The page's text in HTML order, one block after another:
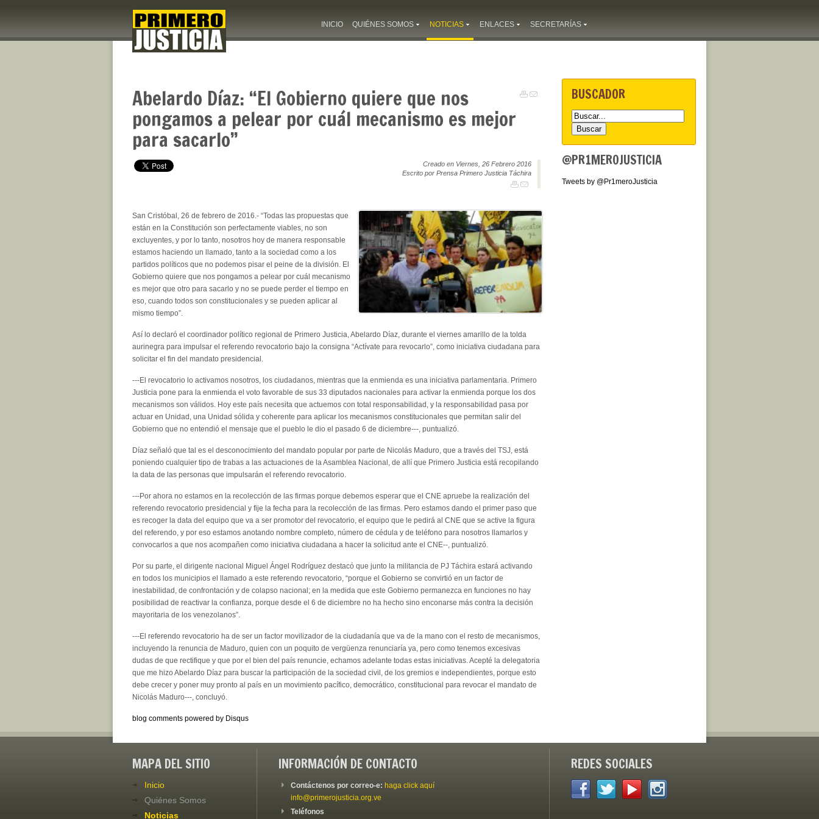
INICIO QUIÉNES SOMOS NOTICIAS ENLACES SECRETARÍAS
Abelardo Díaz: “El Gobierno quiere que nos
pongamos a pelear por cuál mecanismo es mejor
para sacarlo”
Creado en Viernes, 26 Febrero 2016
Escrito por Prensa Primero Justicia Táchira
San Cristóbal, 26 de febrero de 2016.- “Todas las propuestas que
están en la Constitución son perfectamente viables, no son
excluyentes, y por lo tanto, nosotros hoy de manera responsable
estamos haciendo un llamado, tanto a la sociedad como a los
partidos políticos que no podemos pisar el peine de la división. El
Gobierno quiere que nos pongamos a pelear por cuál mecanismo
es mejor que otro para sacarlo y no se puede perder el tiempo en
eso, cuando todos son constitucionales y se pueden aplicar al
mismo tiempo”.
Así lo declaró el coordinador político regional de Primero Justicia, Abelardo Díaz, durante el viernes amarillo de la tolda
aurinegra para impulsar el referendo revocatorio bajo la consigna “Actívate para revocarlo”, como iniciativa ciudadana para
solicitar el fin del mandato presidencial.
---El revocatorio lo activamos nosotros, los ciudadanos, mientras que la enmienda es una iniciativa parlamentaria. Primero
Justicia pone para la enmienda el voto favorable de sus 33 diputados nacionales para activar la enmienda porque los dos
mecanismos son válidos. Hoy este país necesita que actuemos con total responsabilidad, y la responsabilidad pasa por
actuar en Unidad, una Unidad sólida y coherente para aplicar los mecanismos constitucionales que permitan salir del
Gobierno que no entendió el mensaje que el pueblo le dio el pasado 6 de diciembre---, puntualizó.
Díaz señaló que tal es el desconocimiento del mandato popular por parte de Nicolás Maduro, que a través del TSJ, está
poniendo cualquier tipo de trabas a las actuaciones de la Asamblea Nacional, de allí que Primero Justicia está recopilando
la data de las personas que impulsarán el referendo revocatorio.
---Por ahora no estamos en la recolección de las firmas porque debemos esperar que el CNE apruebe la realización del
referendo revocatorio presidencial y fije la fecha para la recolección de las firmas. Pero estamos dando el primer paso que
es recoger la data del equipo que va a ser promotor del revocatorio, el equipo que le pedirá al CNE que se active la figura
del referendo, y por eso estamos anotando nombre completo, número de cédula y de teléfono para nosotros llamarlos y
convocarlos a que nos acompañen como iniciativa ciudadana a hacer la solicitud ante el CNE--, puntualizó.
Por su parte, el dirigente nacional Miguel Ángel Rodríguez destacó que junto la militancia de PJ Táchira estará activando
en todos los municipios el llamado a este referendo revocatorio, “porque el Gobierno se convirtió en un factor de
inestabilidad, de confrontación y de colapso nacional; en la medida que este Gobierno permanezca en funciones no hay
posibilidad de reactivar la confianza, porque desde el 6 de diciembre no ha hecho sino enconarse más contra la decisión
mayoritaria de los venezolanos”.
---El referendo revocatorio ha de ser un factor movilizador de la ciudadanía que va de la mano con el resto de mecanismos,
incluyendo la renuncia de Maduro, quien con un poquito de vergüenza renunciaría ya, pero como tenemos excesivas
dudas de que rectifique y que por el bien del país renuncie, echamos adelante todas estas iniciativas. Acepté la delegatoria
que me hizo Abelardo Díaz para buscar la participación de la sociedad civil, de los gremios e independientes, porque esto
debe crecer y poner muy pronto al país en un movimiento pacífico, democrático, constitucional para revocar el mandato de
Nicolás Maduro---, concluyó.
blog comments powered by Disqus
BUSCADOR
@PR1MEROJUSTICIA
Tweets by @Pr1meroJusticia
MAPA DEL SITIO
Inicio
Quiénes Somos
Noticias
INFORMACIÓN DE CONTACTO
Contáctenos por correo-e: haga click aquí
info@primerojusticia.org.ve
Teléfonos
REDES SOCIALES